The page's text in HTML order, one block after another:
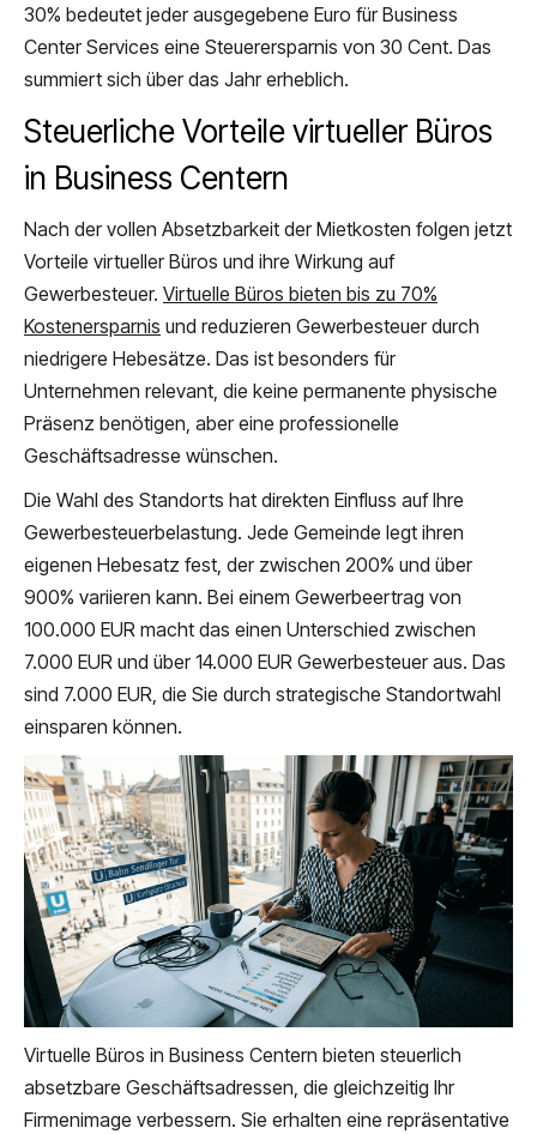
30% bedeutet jeder ausgegebene Euro für Business
Center Services eine Steuerersparnis von 30 Cent. Das
summiert sich über das Jahr erheblich.
Steuerliche Vorteile virtueller Büros
in Business Centern
Nach der vollen Absetzbarkeit der Mietkosten folgen jetzt
Vorteile virtueller Büros und ihre Wirkung auf
Gewerbesteuer. Virtuelle Büros bieten bis zu 70%
Kostenersparnis und reduzieren Gewerbesteuer durch
niedrigere Hebesätze. Das ist besonders für
Unternehmen relevant, die keine permanente physische
Präsenz benötigen, aber eine professionelle
Geschäftsadresse wünschen.
Die Wahl des Standorts hat direkten Einfluss auf Ihre
Gewerbesteuerbelastung. Jede Gemeinde legt ihren
eigenen Hebesatz fest, der zwischen 200% und über
900% variieren kann. Bei einem Gewerbeertrag von
100.000 EUR macht das einen Unterschied zwischen
7.000 EUR und über 14.000 EUR Gewerbesteuer aus. Das
sind 7.000 EUR, die Sie durch strategische Standortwahl
einsparen können.
Virtuelle Büros in Business Centern bieten steuerlich
absetzbare Geschäftsadressen, die gleichzeitig Ihr
Firmenimage verbessern. Sie erhalten eine repräsentative